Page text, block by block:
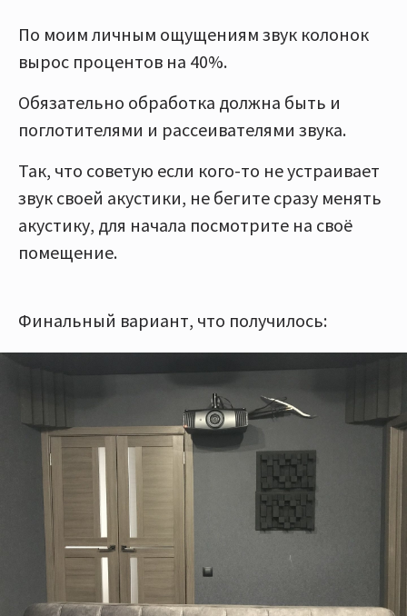
По моим личным ощущениям звук колонок
вырос процентов на 40%.
Обязательно обработка должна быть и
поглотителями и рассеивателями звука.
Так, что советую если кого-то не устраивает
звук своей акустики, не бегите сразу менять
акустику, для начала посмотрите на своё
помещение.
Финальный вариант, что получилось: